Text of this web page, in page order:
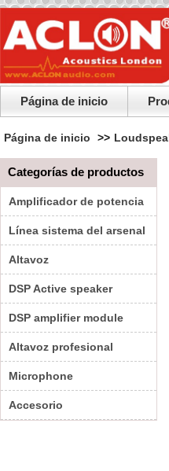
Página de inicio
Página de inicio >>
Categorías de productos
Amplificador de potencia
Línea sistema del arsenal
Altavoz
DSP Active speaker
DSP amplifier module
Altavoz profesional
Microphone
Accesorio